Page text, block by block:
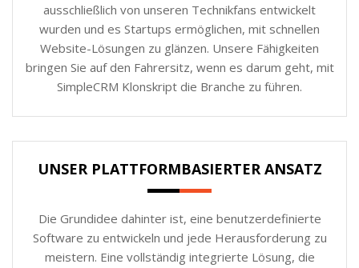
ausschließlich von unseren Technikfans entwickelt
wurden und es Startups ermöglichen, mit schnellen
Website-Lösungen zu glänzen. Unsere Fähigkeiten
bringen Sie auf den Fahrersitz, wenn es darum geht, mit
SimpleCRM Klonskript die Branche zu führen.
UNSER PLATTFORMBASIERTER ANSATZ
Die Grundidee dahinter ist, eine benutzerdefinierte
Software zu entwickeln und jede Herausforderung zu
meistern. Eine vollständig integrierte Lösung, die